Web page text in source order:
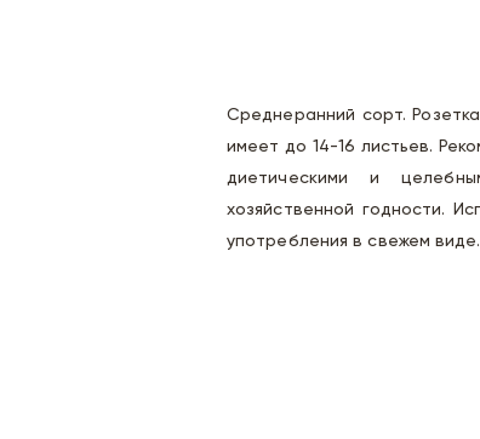
Среднеранний сорт.
имеет до 14-16 листьев.
диетическими и
хозяйственной годности.
употребления в свежем виде.